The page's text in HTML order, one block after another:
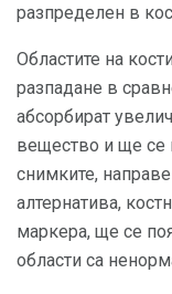
разпределен в
Областите на
разпадане в
абсорбират
вещество и ще се
снимките,
алтернатива,
маркера, ще се
области са